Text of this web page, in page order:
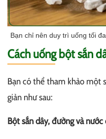
Bạn chỉ nên duy trì uống tối
Cách uống bột sắn
Bạn có thể tham khảo một
giản như sau:
Bột sắn dây, đường và nước